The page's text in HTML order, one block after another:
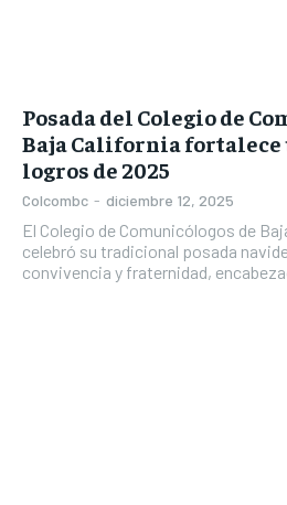
Posada del Colegio de
Baja California fortalece
logros de 2025
Colcombc - diciembre 12, 2025
El Colegio de Comunicólogos de
celebró su tradicional posada
convivencia y fraternidad,